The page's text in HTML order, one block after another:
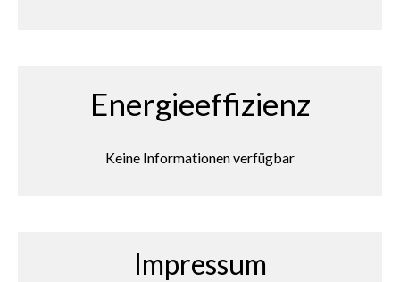
Energieeffizienz
Keine Informationen verfügbar
Impressum